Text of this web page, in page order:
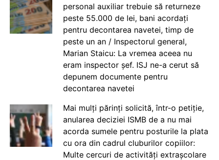
personal auxiliar trebuie să returneze
peste 55.000 de lei, bani acordați
pentru decontarea navetei, timp de
peste un an / Inspectorul general,
Marian Staicu: La vremea aceea nu
eram inspector șef. ISJ ne-a cerut să
depunem documente pentru
decontarea navetei
Mai mulți părinți solicită, într-o petiție,
anularea deciziei ISMB de a nu mai
acorda sumele pentru posturile la plata
cu ora din cadrul cluburilor copiilor:
Multe cercuri de activități extrașcolare